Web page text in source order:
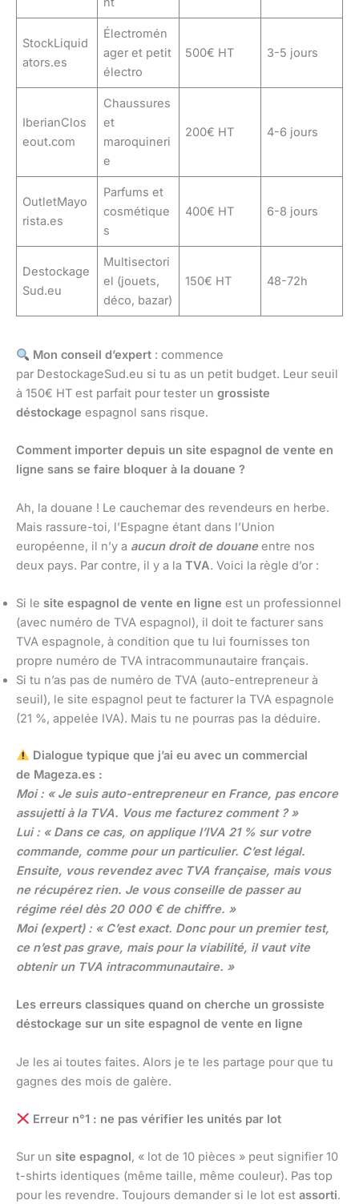
StockLiquid
ators.es
Électromén
ager et petit
électro
500€ HT 3-5 jours
IberianClos
eout.com
Chaussures
et
maroquineri
e
200€ HT 4-6 jours
OutletMayo
rista.es
Parfums et
cosmétique
s
400€ HT 6-8 jours
Destockage
Sud.eu
Multisectori
el (jouets,
déco, bazar)
150€ HT 48-72h
Mon conseil d’expert: commence
par DestockageSud.eu si tu as un petit budget. Leur seuil
à 150€ HT est parfait pour tester un grossiste
déstockage espagnol sans risque.
Comment importer depuis un site espagnol de vente en
ligne sans se faire bloquer à la douane ?
Ah, la douane ! Le cauchemar des revendeurs en herbe.
Mais rassure-toi, l’Espagne étant dans l’Union
européenne, il n’y a aucun droit de douaneentre nos
deux pays. Par contre, il y a la TVA. Voici la règle d’or :
Si le site espagnol de vente en ligne est un professionnel
(avec numéro de TVA espagnol), il doit te facturer sans
TVA espagnole, à condition que tu lui fournisses ton
propre numéro de TVA intracommunautaire français.
Si tu n’as pas de numéro de TVA (auto-entrepreneur à
seuil), le site espagnol peut te facturer la TVA espagnole
(21 %, appelée IVA). Mais tu ne pourras pas la déduire.
Dialogue typique que j’ai eu avec un commercial
de Mageza.es :
Moi : « Je suis auto-entrepreneur en France, pas encore
assujetti à la TVA. Vous me facturez comment ? »
Lui : « Dans ce cas, on applique l’IVA 21 % sur votre
commande, comme pour un particulier. C’est légal.
Ensuite, vous revendez avec TVA française, mais vous
ne récupérez rien. Je vous conseille de passer au
régime réel dès 20 000 € de chiffre. »
Moi (expert) : « C’est exact. Donc pour un premier test,
ce n’est pas grave, mais pour la viabilité, il vaut vite
obtenir un TVA intracommunautaire. »
Les erreurs classiques quand on cherche un grossiste
déstockage sur un site espagnol de vente en ligne
Je les ai toutes faites. Alors je te les partage pour que tu
gagnes des mois de galère.
Erreur n°1 : ne pas vérifier les unités par lot
Sur un site espagnol, « lot de 10 pièces » peut signifier 10
t-shirts identiques (même taille, même couleur). Pas top
pour les revendre. Toujours demander si le lot est assorti.